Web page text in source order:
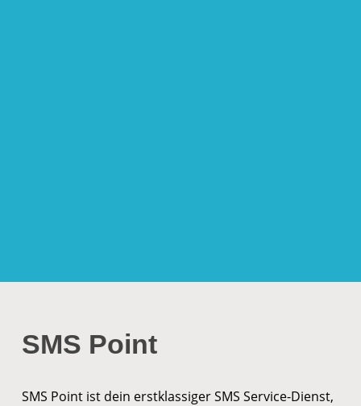
SMS Point
SMS Point ist dein erstklassiger SMS Service-Dienst,